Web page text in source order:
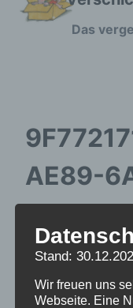
Zum
Das
AE89-
Stand:
Wir freuen uns
Webseite. Eine